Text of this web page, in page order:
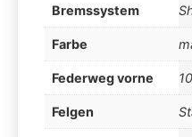
Bremssystem
Farbe
Federweg vorne
Felgen